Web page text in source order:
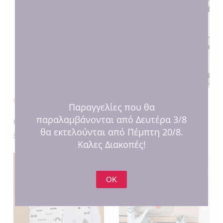
Πετσέτα σουπλά Μονόκερος
€
στο καλαθι
€12.00
στο καλαθι
Παραγγελίες που θα
παραλαμβάνονται από Δευτέρα 3/8
θα εκτελούνται από Πέμπτη 20/8.
Καλες Διακοπές!
OK